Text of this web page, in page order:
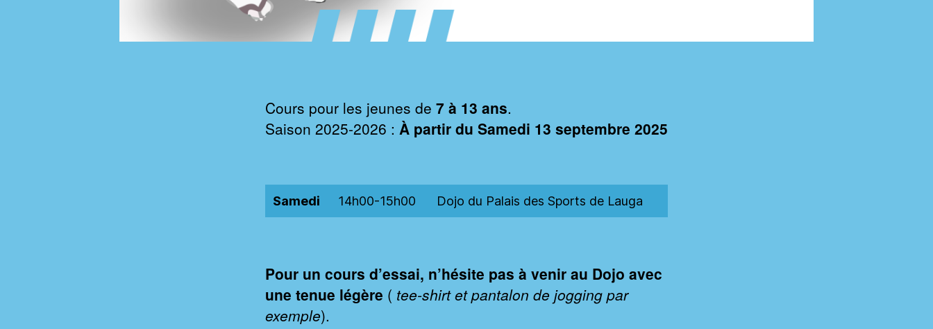
Cours pour les jeunes de 7 à 13 ans.
Saison 2025-2026 : À partir du Samedi 13 septembre 2025
Samedi 14h00-15h00 Dojo du Palais des Sports de Lauga
Pour un cours d’essai, n’hésite pas à venir au Dojo avec
une tenue légère ( tee-shirt et pantalon de jogging par
exemple).